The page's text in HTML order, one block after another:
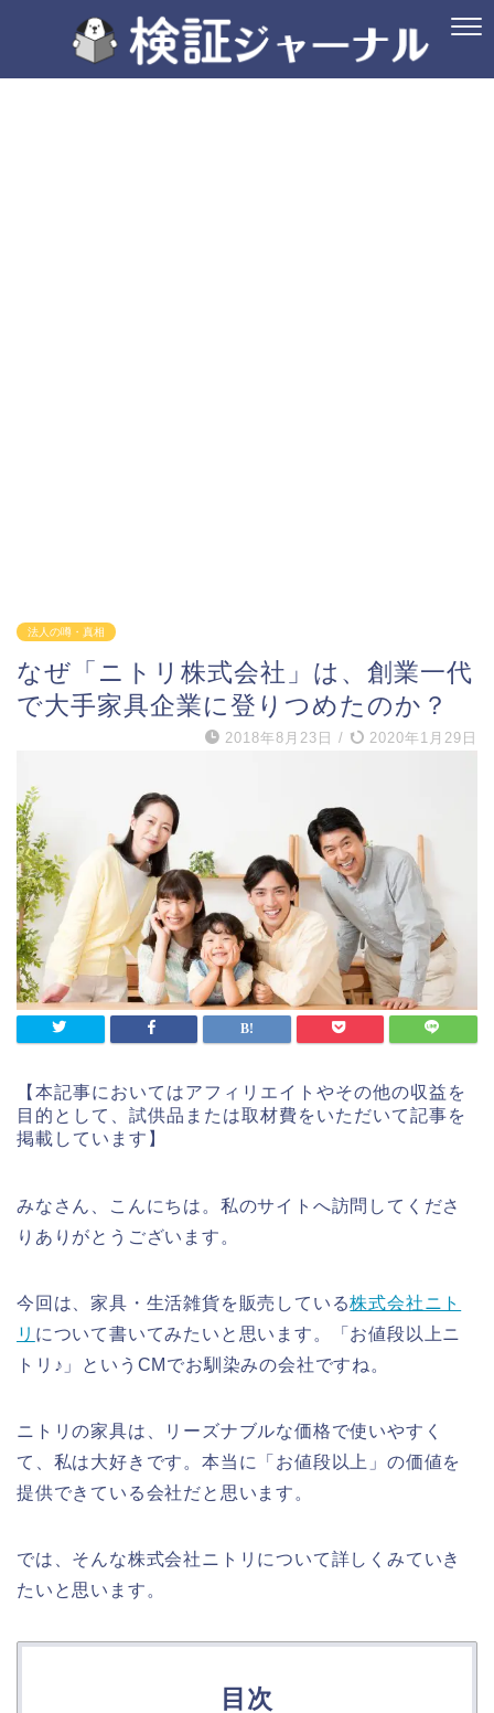
法人の噂・真相
なぜ「ニトリ株式会社」は、創業一代
で大手家具企業に登りつめたのか？
2018年8月23日 / 2020年1月29日
【本記事においてはアフィリエイトやその他の収益を
目的として、試供品または取材費をいただいて記事を
掲載しています】
みなさん、こんにちは。私のサイトへ訪問してくださ
りありがとうございます。
今回は、家具・生活雑貨を販売している株式会社ニト
リ について書いてみたいと思います。「お値段以上ニ
トリ♪」というCMでお馴染みの会社ですね。
ニトリの家具は、リーズナブルな価格で使いやすく
て、私は大好きです。本当に「お値段以上」の価値を
提供できている会社だと思います。
では、そんな株式会社ニトリについて詳しくみていき
たいと思います。
目次